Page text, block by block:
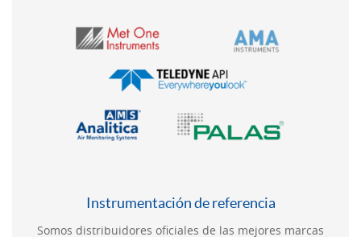
Instrumentación de referencia
Somos distribuidores oficiales de las mejores marcas